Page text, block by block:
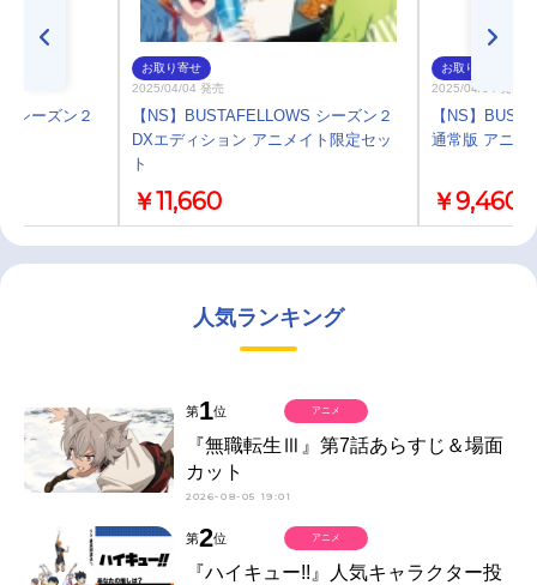
シーズン２
お取り寄せ
2025/04/04 発売
【NS】BUSTAFELLOWS シーズン２
DXエディション アニメイト限定セッ
ト
￥11,660
お取り寄せ
2025/04/04 発売
【NS】
通常版 アニメ
￥9,460
人気ランキング
第1位
『無職転生Ⅲ』第7話あらすじ＆場面
カット
2026-08-05 19:01
アニメ
第2位
『ハイキュー!!』人気キャラクター投
アニメ